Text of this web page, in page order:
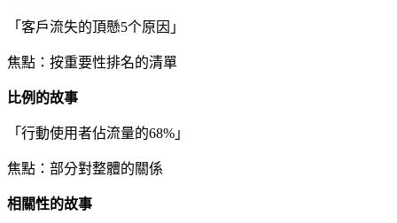
「客戶流失的頂懸5个原因」
焦點：按重要性排名的清單
比例的故事
「行動使用者佔流量的68%」
焦點：部分對整體的關係
相關性的故事